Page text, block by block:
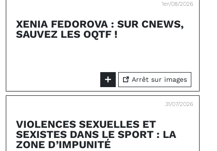
1er/08/2026
XENIA FEDOROVA : SUR CNEWS,
SAUVEZ LES OQTF !
Arrêt sur images
31/07/2026
VIOLENCES SEXUELLES ET
SEXISTES DANS LE SPORT : LA
ZONE D’IMPUNITÉ